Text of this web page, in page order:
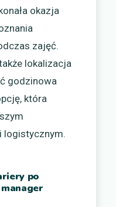
okazja
zajęć.
lokalizacja
godzinowa
która
logistycznym.
po